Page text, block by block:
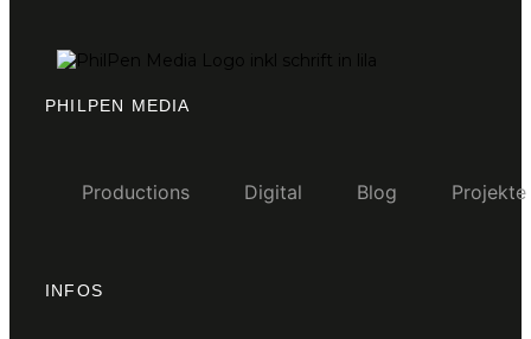
PHILPEN MEDIA
Productions Digital Blog Projekte
INFOS